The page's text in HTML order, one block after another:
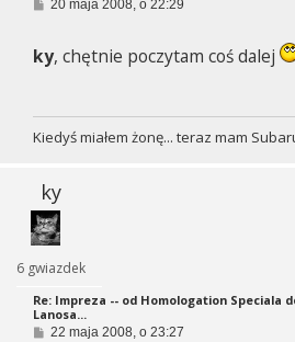
P
t
20 maja 2008, o 22:29
ky, chętnie poczytam coś dalej
Kiedyś miałem żonę... teraz mam
ky
6 gwiazdek
Re: Impreza -- od Homologation Speciala
Lanosa...
P22 maja 2008, o 23:27